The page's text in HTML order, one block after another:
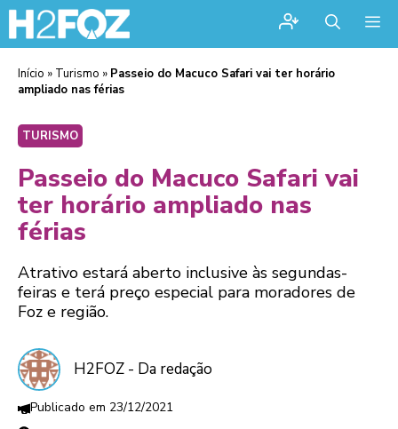
Início » Turismo » Passeio do Macuco Safari vai ter horário
ampliado nas férias
TURISMO
Passeio do Macuco Safari vai
ter horário ampliado nas
férias
Atrativo estará aberto inclusive às segundas-
feiras e terá preço especial para moradores de
Foz e região.
H2FOZ - Da redação
23/12/2021